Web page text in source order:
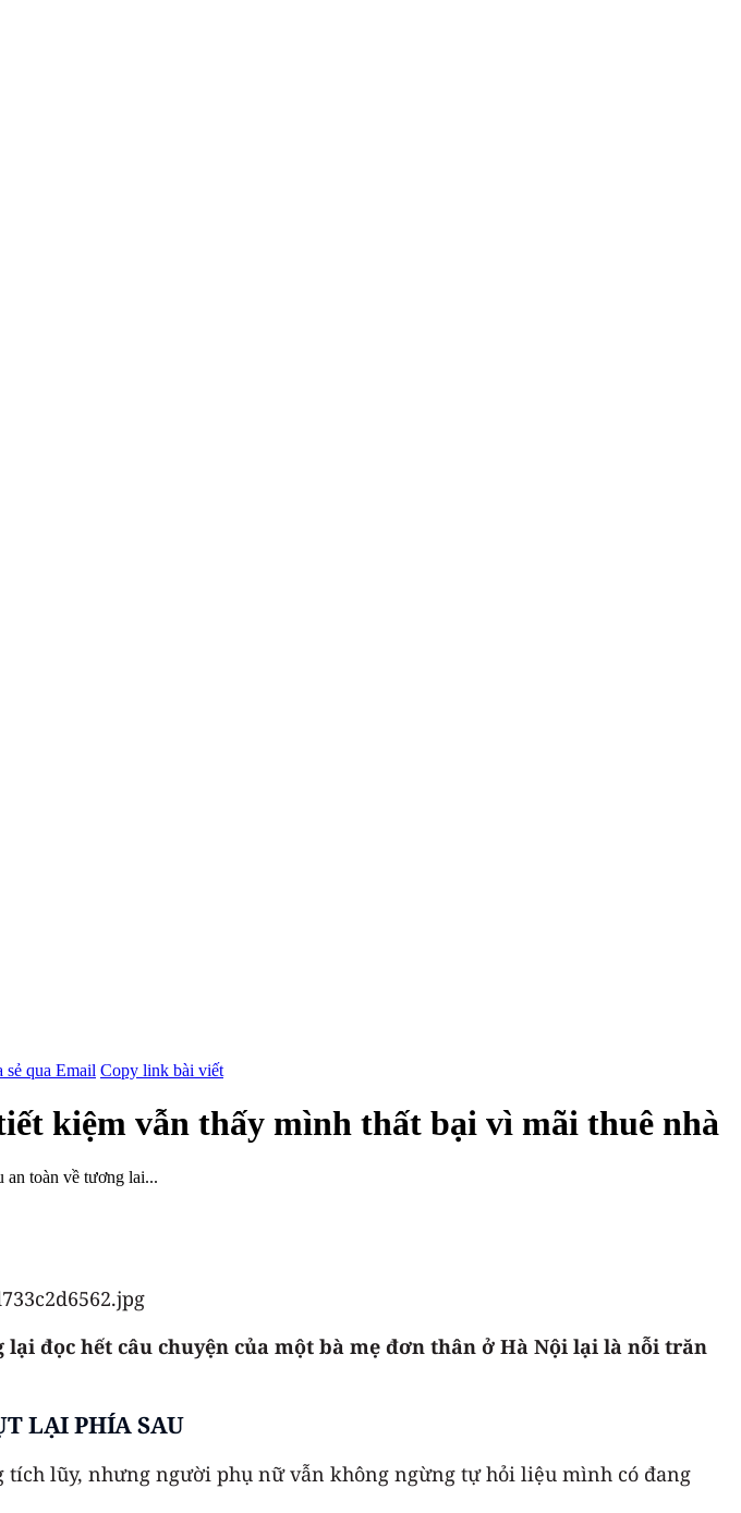
sẻ qua Email Copy link bài viết
kiệm vẫn thấy mình thất bại vì mãi thuê nhà
an toàn về tương lai...
đọc hết câu chuyện của một bà mẹ đơn thân ở Hà Nội lại là nỗi trăn
LẠI PHÍA SAU
lũy, nhưng người phụ nữ vẫn không ngừng tự hỏi liệu mình có đang